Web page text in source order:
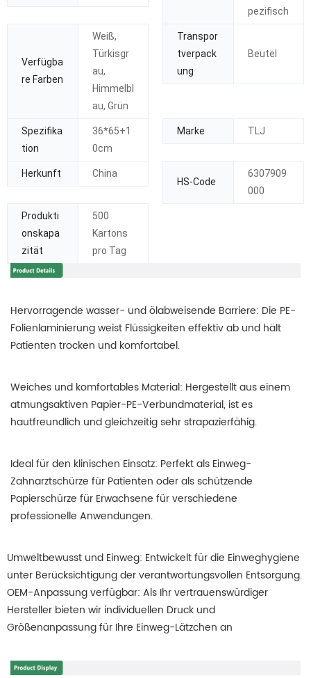
pezifisch
Verfügba
re Farben
Weiß,
Türkisgr
au,
Himmelbl
au, Grün
Transpor
tverpack
ung
Beutel
Spezifika
tion
36*65+1
0cm
Marke TLJ
Herkunft China
HS-Code
6307909
000
Produkti
onskapa
zität
500
Kartons
pro Tag
Hervorragende wasser- und ölabweisende Barriere: Die PE-
Folienlaminierung weist Flüssigkeiten effektiv ab und hält
Patienten trocken und komfortabel.
Weiches und komfortables Material: Hergestellt aus einem
atmungsaktiven Papier-PE-Verbundmaterial, ist es
hautfreundlich und gleichzeitig sehr strapazierfähig.
Ideal für den klinischen Einsatz: Perfekt als Einweg-
Zahnarztschürze für Patienten oder als schützende
Papierschürze für Erwachsene für verschiedene
professionelle Anwendungen.
Umweltbewusst und Einweg: Entwickelt für die Einweghygiene
unter Berücksichtigung der verantwortungsvollen Entsorgung.
OEM-Anpassung verfügbar: Als Ihr vertrauenswürdiger
Hersteller bieten wir individuellen Druck und
Größenanpassung für Ihre Einweg-Lätzchen an